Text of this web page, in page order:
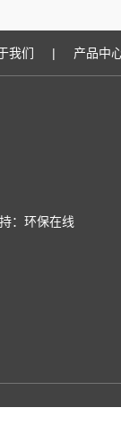
我们 | 产品中
： 环保在线